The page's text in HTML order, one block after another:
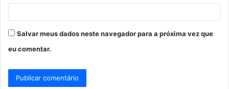
Salvar meus dados neste navegador para a próxima vez que
eu comentar.